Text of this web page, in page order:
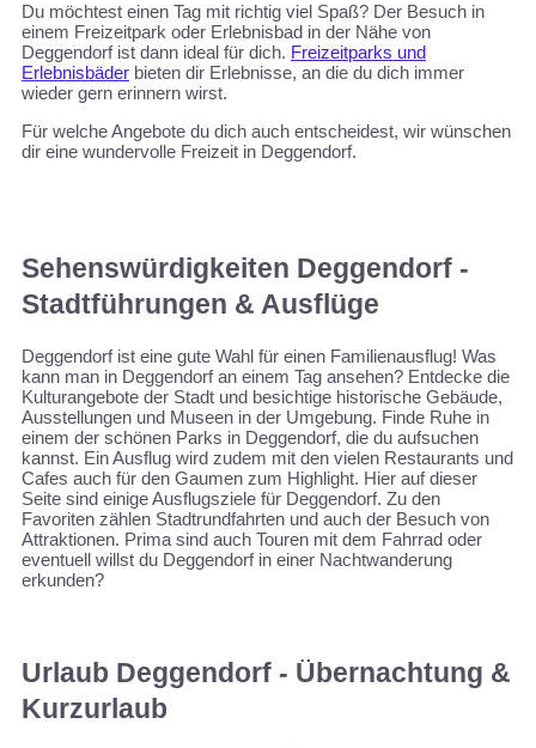
Du möchtest einen Tag mit richtig viel Spaß? Der Besuch in
einem Freizeitpark oder Erlebnisbad in der Nähe von
Deggendorf ist dann ideal für dich. Freizeitparks und
Erlebnisbäder bieten dir Erlebnisse, an die du dich immer
wieder gern erinnern wirst.
Für welche Angebote du dich auch entscheidest, wir wünschen
dir eine wundervolle Freizeit in Deggendorf.
Sehenswürdigkeiten Deggendorf -
Stadtführungen & Ausflüge
Deggendorf ist eine gute Wahl für einen Familienausflug! Was
kann man in Deggendorf an einem Tag ansehen? Entdecke die
Kulturangebote der Stadt und besichtige historische Gebäude,
Ausstellungen und Museen in der Umgebung. Finde Ruhe in
einem der schönen Parks in Deggendorf, die du aufsuchen
kannst. Ein Ausflug wird zudem mit den vielen Restaurants und
Cafes auch für den Gaumen zum Highlight. Hier auf dieser
Seite sind einige Ausflugsziele für Deggendorf. Zu den
Favoriten zählen Stadtrundfahrten und auch der Besuch von
Attraktionen. Prima sind auch Touren mit dem Fahrrad oder
eventuell willst du Deggendorf in einer Nachtwanderung
erkunden?
Urlaub Deggendorf - Übernachtung &
Kurzurlaub